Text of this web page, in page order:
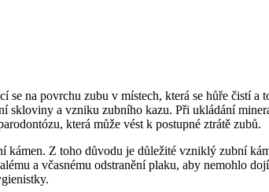
na povrchu zubu v místech, která se hůře čistí
skloviny a vzniku zubního kazu. Při ukládání
která může vést k postupné ztrátě zubů.
Z toho důvodu je důležité vzniklý zubní
a včasnému odstranění plaku, aby nemohlo